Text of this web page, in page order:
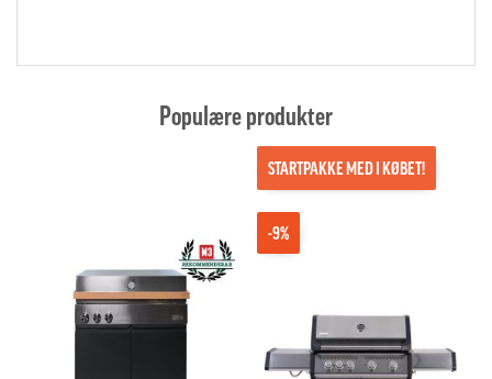
Populære produkter
-9%
STARTPAKKE MED I KØBET!